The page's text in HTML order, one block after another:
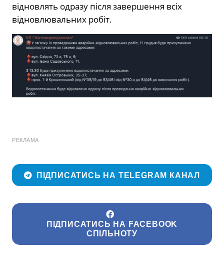
відновлять одразу після завершення всіх
відновлювальних робіт.
РЕКЛАМА
ПІДПИСАТИСЬ НА TELEGRAM КАНАЛ
ПІДПИСАТИСЬ НА FACEBOOK
СПІЛЬНОТУ